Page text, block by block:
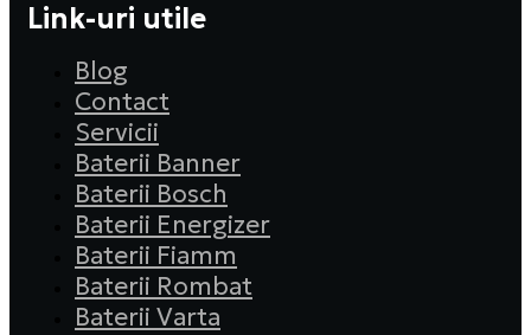
Link-uri utile
Blog
Contact
Servicii
Baterii Banner
Baterii Bosch
Baterii Energizer
Baterii Fiamm
Baterii Rombat
Baterii Varta